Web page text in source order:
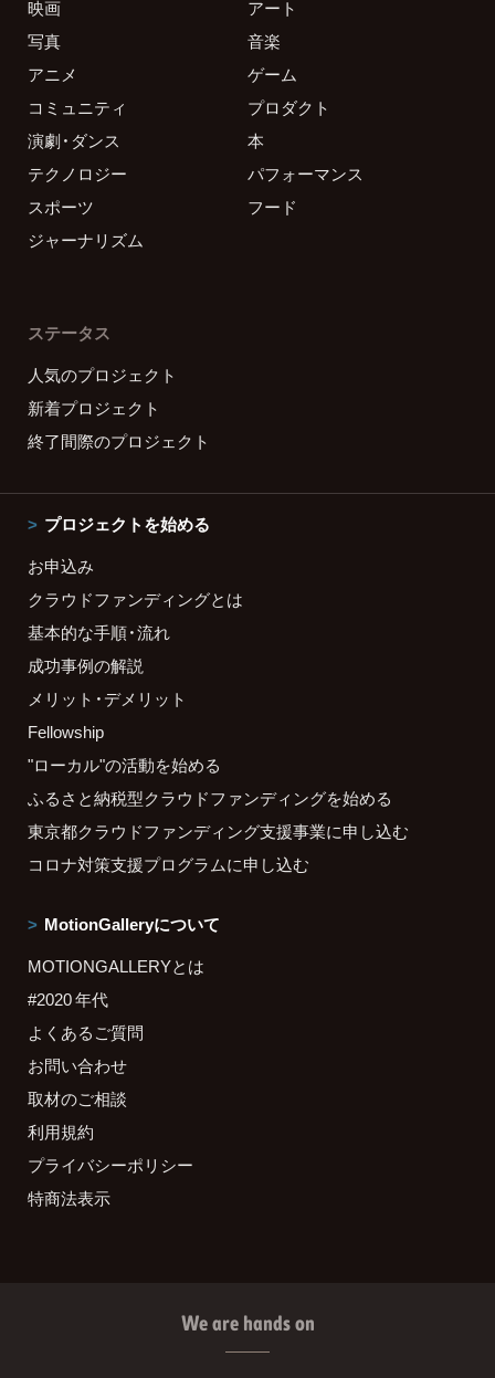
映画
アート
写真
音楽
アニメ
ゲーム
コミュニティ
プロダクト
演劇・ダンス
本
テクノロジー
パフォーマンス
スポーツ
フード
ジャーナリズム
ステータス
人気のプロジェクト
新着プロジェクト
終了間際のプロジェクト
プロジェクトを始める
お申込み
クラウドファンディングとは
基本的な手順・流れ
成功事例の解説
メリット・デメリット
Fellowship
"ローカル"の活動を始める
ふるさと納税型クラウドファンディングを始める
東京都クラウドファンディング支援事業に申し込む
コロナ対策支援プログラムに申し込む
MotionGalleryについて
MOTIONGALLERYとは
#2020 年代
よくあるご質問
お問い合わせ
取材のご相談
利用規約
プライバシーポリシー
特商法表示
We are hands on